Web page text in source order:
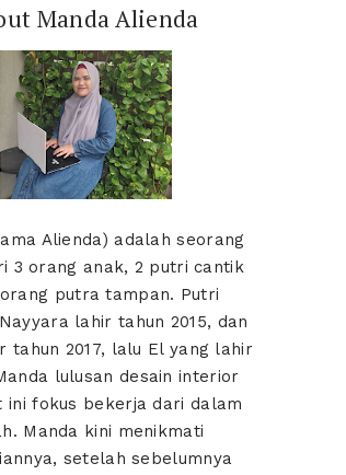
Manda Alienda
Alienda) adalah seorang
3 orang anak, 2 putri cantik
putra tampan. Putri
lahir tahun 2015, dan
tahun 2017, lalu El yang lahir
lulusan desain interior
ini fokus bekerja dari dalam
Manda kini menikmati
setelah sebelumnya